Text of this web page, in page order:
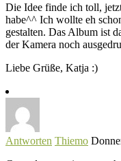
Die Idee finde ich toll,
habe^^ Ich wollte eh
gestalten. Das Album ist
der Kamera noch
Liebe Grüße, Katja :)
Antworten Thiemo